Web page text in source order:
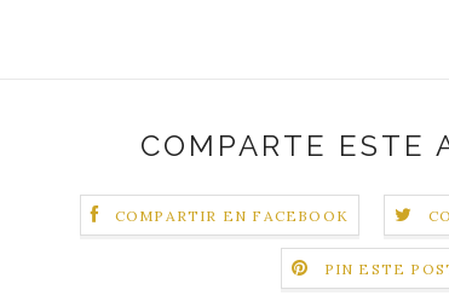
COMPARTE ESTE
COMPARTIR EN FACEBOOK
PIN ESTE